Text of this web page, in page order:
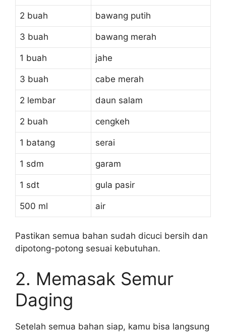
2 buah bawang putih
3 buah bawang merah
1 buah jahe
3 buah cabe merah
2 lembar daun salam
2 buah cengkeh
1 batang serai
1 sdm garam
1 sdt gula pasir
500 ml air
Pastikan semua bahan sudah dicuci bersih dan
dipotong-potong sesuai kebutuhan.
2. Memasak Semur
Daging
Setelah semua bahan siap, kamu bisa langsung